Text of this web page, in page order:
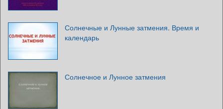
Солнечные и Лунные затмения. Время и
календарь
Солнечное и Лунное затмения